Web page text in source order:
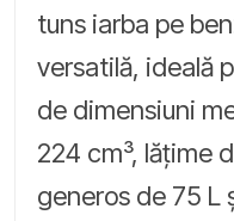
tuns iarba pe
versatilă, ideală
de dimensiuni
224 cm³, lățime
generos de 75 L